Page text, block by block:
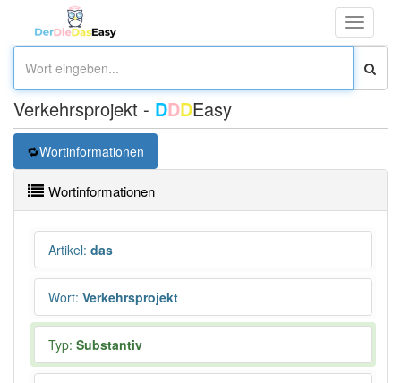
Toggle
Verkehrsprojekt - DDDEasy
Wortinformationen
Wortinformationen
Artikel: das
Wort: Verkehrsprojekt
Typ: Substantiv